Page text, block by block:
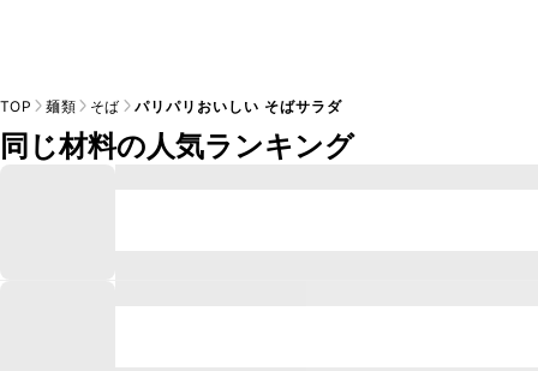
TOP 麺類 そば パリパリおいしい そばサラダ
同じ材料の人気ランキング